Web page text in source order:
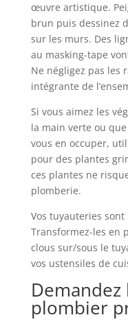
œuvre artistique.
brun puis dessinez
sur les murs. Des
au masking-tape
Ne négligez pas les
intégrante de
Si vous aimez les
la main verte ou que
vous en occuper,
pour des plantes
ces plantes ne
plomberie.
Vos tuyauteries
Transformez-les en
clous sur/sous le
vos ustensiles de
Demandez
plombier